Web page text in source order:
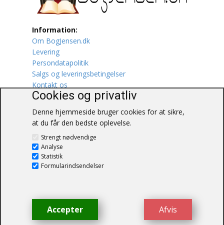
Lystfiskeri
Mad
Musik
Mytologi / Sagn / Sagaer
Naturen
Oldtidskundskab
Information:
Om BogJensen.dk
Levering
Persondatapolitik
Salgs og leveringsbetingelser
Kontakt os
Blåkærvej 25
6052 Viuf
Tlf.:60703190
© BogJensen.dk – Alle rettigheder
forbeholdes.
Cookies og privatliv
Denne hjemmeside bruger cookies for at sikre,
at du får den bedste oplevelse.
Strengt nødvendige
Analyse
Statistik
Formularindsendelser
Afvis
Accepter